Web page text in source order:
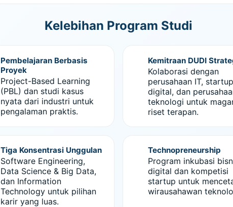
Kelebihan Program Studi
Pembelajaran Berbasis
Proyek
Project-Based Learning
(PBL) dan studi kasus
nyata dari industri untuk
pengalaman praktis.
Kemitraan DUDI
Kolaborasi dengan
perusahaan IT, startup
digital, dan
teknologi untuk
riset terapan.
Tiga Konsentrasi Unggulan
Software Engineering,
Data Science & Big Data,
dan Information
Technology untuk pilihan
karir yang luas.
Technopreneurship
Program inkubasi
digital dan kompetisi
startup untuk
wirausahawan